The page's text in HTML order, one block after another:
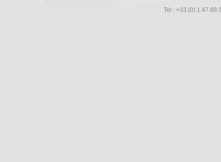
https://www.hotel-arena-
Tel : +33 (0)